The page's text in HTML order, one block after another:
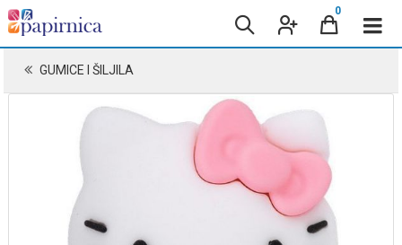
0
GUMICE I ŠILJILA